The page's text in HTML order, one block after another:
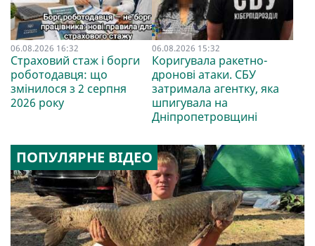
06.08.2026 16:32
Страховий стаж і борги
роботодавця: що
змінилося з 2 серпня
2026 року
06.08.2026 15:32
Коригувала ракетно-
дронові атаки. СБУ
затримала агентку, яка
шпигувала на
Дніпропетровщині
ПОПУЛЯРНЕ ВІДЕО